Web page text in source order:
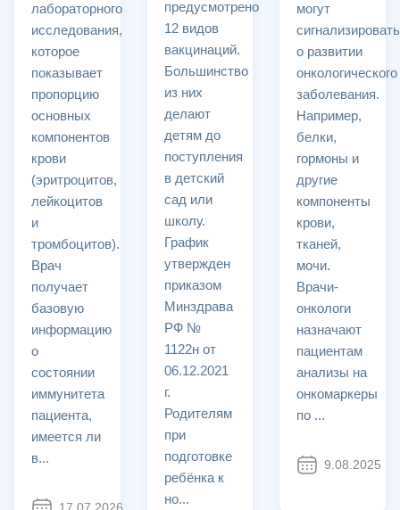
лабораторного
исследования,
которое
показывает
пропорцию
основных
компонентов
крови
(эритроцитов,
лейкоцитов
и
тромбоцитов).
Врач
получает
базовую
информацию
о
состоянии
иммунитета
пациента,
имеется ли
в...
предусмотрено
12 видов
вакцинаций.
Большинство
из них
делают
детям до
поступления
в детский
сад или
школу.
График
утвержден
приказом
Минздрава
РФ №
1122н от
06.12.2021
г.
Родителям
при
подготовке
ребёнка к
но...
могут
сигнализировать
о развитии
онкологического
заболевания.
Например,
белки,
гормоны и
другие
компоненты
крови,
тканей,
мочи.
Врачи-
онкологи
назначают
пациентам
анализы на
онкомаркеры
по ...
9.08.2025